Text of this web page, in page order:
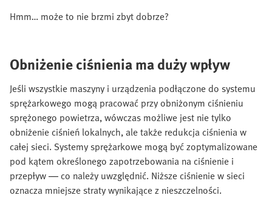
Hmm… może to nie brzmi zbyt dobrze?
Obniżenie ciśnienia ma duży wpływ
Jeśli wszystkie maszyny i urządzenia podłączone do systemu
sprężarkowego mogą pracować przy obniżonym ciśnieniu
sprężonego powietrza, wówczas możliwe jest nie tylko
obniżenie ciśnień lokalnych, ale także redukcja ciśnienia w
całej sieci. Systemy sprężarkowe mogą być zoptymalizowane
pod kątem określonego zapotrzebowania na ciśnienie i
przepływ — co należy uwzględnić. Niższe ciśnienie w sieci
oznacza mniejsze straty wynikające z nieszczelności.